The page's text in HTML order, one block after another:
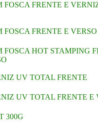
FOSCA FRENTE E
FOSCA FRENTE E VERSO
FOSCA HOT STAMPING
UV TOTAL FRENTE
UV TOTAL FRENTE E
300G